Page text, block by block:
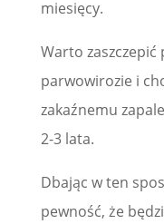
miesięcy.
Warto zaszczepić
parwowirozie i
zakaźnemu
2-3 lata.
Dbając w ten
pewność, że